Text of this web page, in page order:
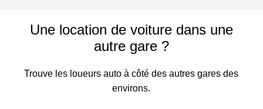
Une location de voiture dans une
autre gare ?
Trouve les loueurs auto à côté des autres gares des
environs.